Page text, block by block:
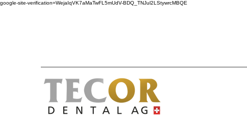
google-site-verification=WejaIqVK7aMaTwFL5mUdV-BDQ_TNJul2LStywrcMBQE